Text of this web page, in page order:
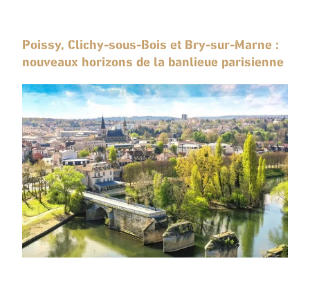
Poissy, Clichy-sous-Bois et Bry-sur-Marne :
nouveaux horizons de la banlieue parisienne